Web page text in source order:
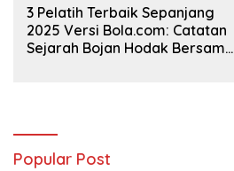
24/12/2025
3 Pelatih Terbaik Sepanjang
2025 Versi Bola.com: Catatan
Sejarah Bojan Hodak Bersama
Popular Post